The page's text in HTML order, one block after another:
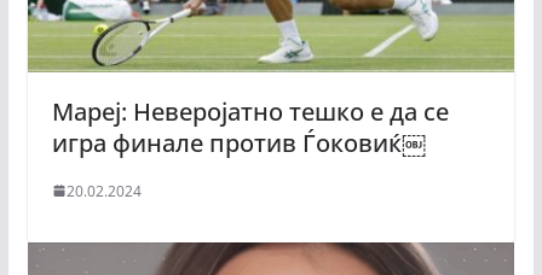
Мареј: Неверојатно тешко е да се
игра финале против Ѓоковиќ￼
20.02.2024